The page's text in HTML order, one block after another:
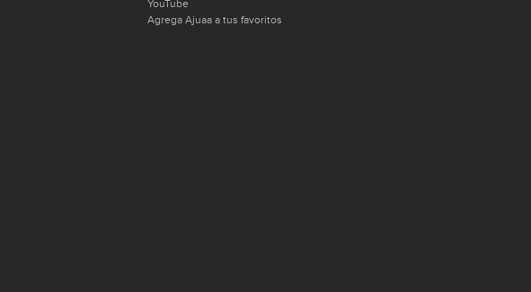
YouTube
Agrega Ajuaa a tus favoritos